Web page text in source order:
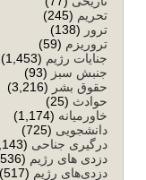
تحریم (245)
ترور (138)
تروریزم (59)
جنایات رژیم (1,453)
جنبش سبز (93)
حقوق بشر (3,216)
حوادث (25)
خاورمیانه (1,174)
دانشجویی (725)
درگیری جناحی (2,143)
دزدی های رژیم (536)
دزدی‌های رژیم (517)